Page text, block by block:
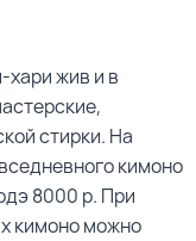
хари жив и в
стирки. На
кимоно
8000 р. При
кимоно можно